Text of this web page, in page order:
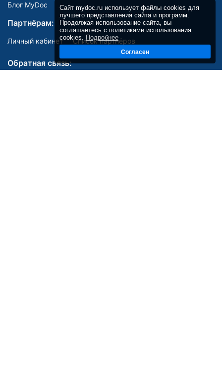
Сайт mydoc.ru использует файлы cookies для
лучшего представления сайта и программ.
Продолжая использование сайта, вы
соглашаетесь с политиками использования
cookies. Подробнее
Согласен
Блог MyDoc
Партнёрам:
Личный кабинет Список партнёров
Обратная связь: